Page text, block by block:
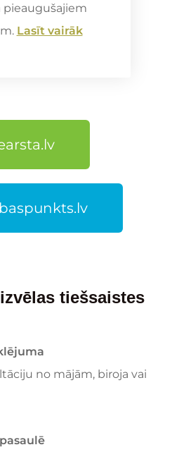
pieaugušajiem
Lasīt vairāk
tiešsaistes
no mājām, biroja vai